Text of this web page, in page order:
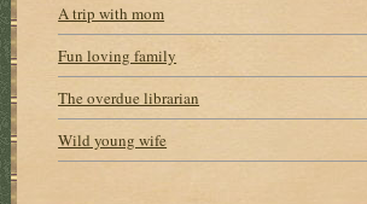
A trip with mom
Fun loving family
The overdue librarian
Wild young wife